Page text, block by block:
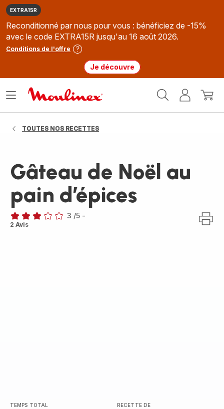
EXTRA15R
Reconditionné par nous pour vous : bénéficiez de -15%
avec le code EXTRA15R jusqu'au 16 août 2026.
Conditions de l'offre
Je découvre
MonMon
Ouvrir
TOUTES NOS RECETTES
Gâteau de Noël au
pain d’épices
Avis
3 /5 -
2 Avis
TEMPS TOTAL RECETTE DE